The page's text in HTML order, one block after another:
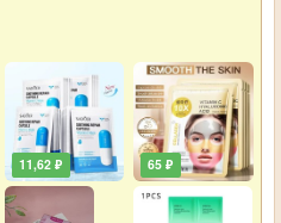
11,62 ₽ 65 ₽